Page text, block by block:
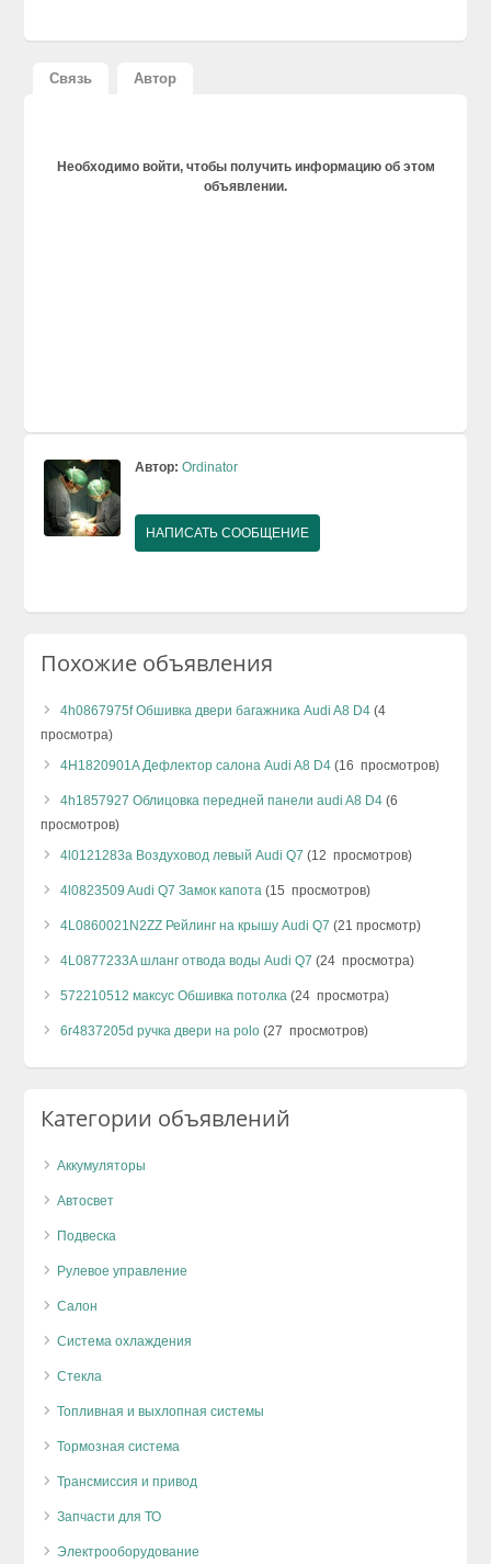
Связь Автор
Необходимо войти, чтобы получить информацию об этом
объявлении.
Автор: Ordinator
НАПИСАТЬ СООБЩЕНИЕ
Похожие объявления
4h0867975f Обшивка двери багажника Audi A8 D4 (4
просмотра)
4H1820901A Дефлектор салона Audi A8 D4 (16 просмотров)
4h1857927 Облицовка передней панели audi A8 D4 (6
просмотров)
4l0121283a Воздуховод левый Audi Q7 (12 просмотров)
4l0823509 Audi Q7 Замок капота (15 просмотров)
4L0860021N2ZZ Рейлинг на крышу Audi Q7 (21 просмотр)
4L0877233A шланг отвода воды Audi Q7 (24 просмотра)
572210512 максус Обшивка потолка (24 просмотра)
6r4837205d ручка двери на polo (27 просмотров)
Категории объявлений
Аккумуляторы
Автосвет
Подвеска
Рулевое управление
Салон
Система охлаждения
Стекла
Топливная и выхлопная системы
Тормозная система
Трансмиссия и привод
Запчасти для ТО
Электрооборудование